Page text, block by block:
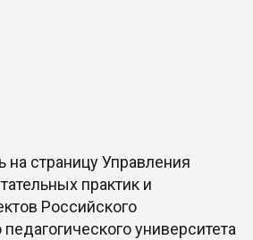
на страницу Управления
практик и
Российского
университета